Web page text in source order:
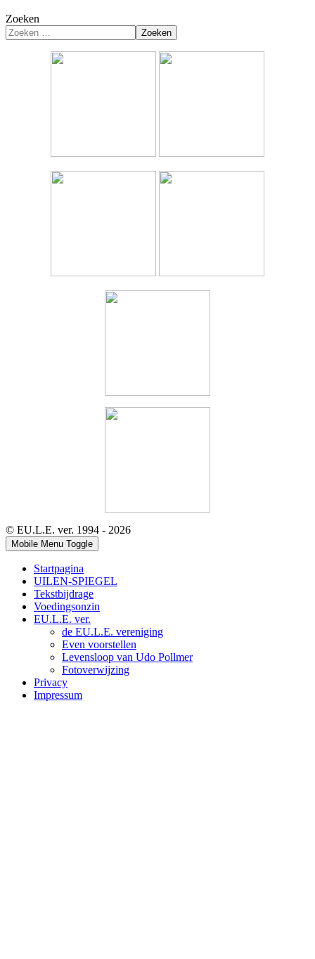
Zoeken
Zoeken
© EU.L.E. ver. 1994 - 2026
Mobile Menu Toggle
Startpagina
UILEN-SPIEGEL
Tekstbijdrage
Voedingsonzin
EU.L.E. ver.
de EU.L.E. vereniging
Even voorstellen
Levensloop van Udo Pollmer
Fotoverwijzing
Privacy
Impressum